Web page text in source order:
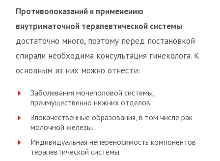
Противопоказаний к применению
внутриматочной терапевтической системы
достаточно много, поэтому перед постановкой
спирали необходима консультация гинеколога. К
основным из них можно отнести:
Заболевания мочеполовой системы,
преимущественно нижних отделов.
Злокачественные образования, в том числе рак
молочной железы.
Индивидуальная непереносимость компонентов
терапевтической системы.